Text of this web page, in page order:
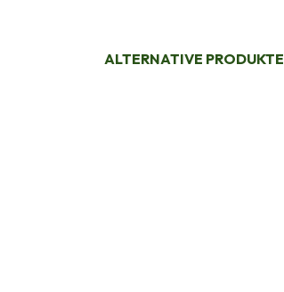
ALTERNATIVE PRODUKTE